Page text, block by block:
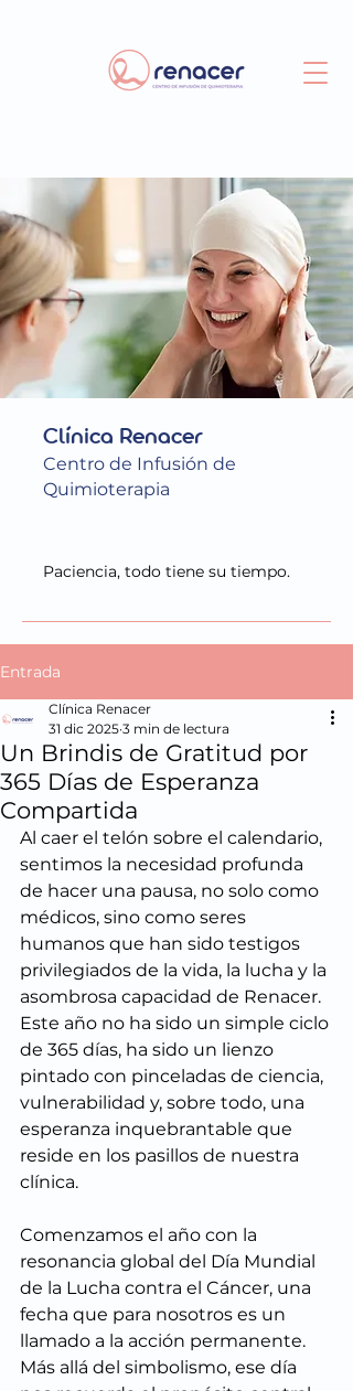
Clínica Renacer
Centro de Infusión de
Quimioterapia
Paciencia, todo tiene su tiempo.
Entrada
Un Brindis de Gratitud por
365 Días de Esperanza
Compartida
Clínica Renacer
31 dic 2025 3 min de lectura
Al caer el telón sobre el calendario,
sentimos la necesidad profunda
de hacer una pausa, no solo como
médicos, sino como seres
humanos que han sido testigos
privilegiados de la vida, la lucha y la
asombrosa capacidad de Renacer.
Este año no ha sido un simple ciclo
de 365 días, ha sido un lienzo
pintado con pinceladas de ciencia,
vulnerabilidad y, sobre todo, una
esperanza inquebrantable que
reside en los pasillos de nuestra
clínica.
Comenzamos el año con la
resonancia global del Día Mundial
de la Lucha contra el Cáncer, una
fecha que para nosotros es un
llamado a la acción permanente.
Más allá del simbolismo, ese día